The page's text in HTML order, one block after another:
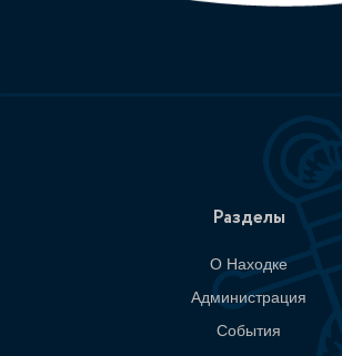
Разделы
О Находке
Администрация
События